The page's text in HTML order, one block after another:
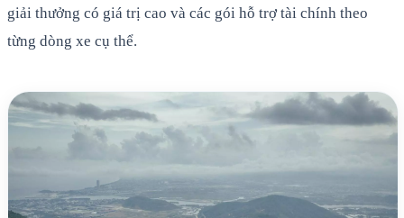
giải thưởng có giá trị cao và các gói hỗ trợ tài chính theo
từng dòng xe cụ thể.